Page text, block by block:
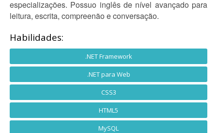
especializações. Possuo inglês de nível avançado para
leitura, escrita, compreenão e conversação.
Habilidades:
.NET Framework
.NET para Web
CSS3
HTML5
MySQL